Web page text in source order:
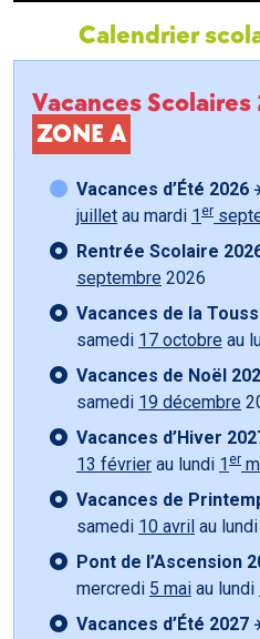
Calendrier
Vacances
ZONE A
Vacances d’Été 2026
juillet au mardi 1 er
Rentrée Scolaire
septembre 2026
Vacances de la
samedi 17 octobre au
Vacances de Noël
samedi 19 décembre
Vacances d’Hiver
13 février au lundi 1 er
Vacances de
samedi 10 avril au lundi
Pont de l’Ascension
mercredi 5 mai au lundi
Vacances d’Été 2027